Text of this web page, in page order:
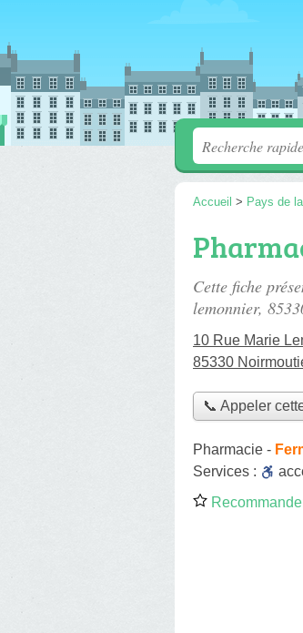
Accueil > Pays de
Cette fiche
lemonnier,
10 Rue Marie
85330
📞 Appeler
Pharmacie -
Services :